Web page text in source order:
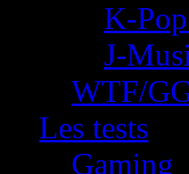
K-
J-
WTF/
Les tests
Gaming